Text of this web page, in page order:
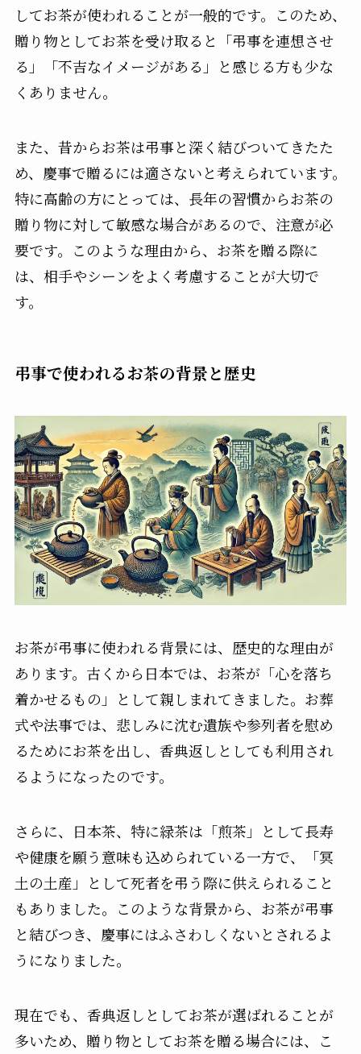
してお茶が使われることが一般的です。このため、
贈り物としてお茶を受け取ると「弔事を連想させ
る」「不吉なイメージがある」と感じる方も少な
くありません。
また、昔からお茶は弔事と深く結びついてきたた
め、慶事で贈るには適さないと考えられています。
特に高齢の方にとっては、長年の習慣からお茶の
贈り物に対して敏感な場合があるので、注意が必
要です。このような理由から、お茶を贈る際に
は、相手やシーンをよく考慮することが大切で
す。
弔事で使われるお茶の背景と歴史
お茶が弔事に使われる背景には、歴史的な理由が
あります。古くから日本では、お茶が「心を落ち
着かせるもの」として親しまれてきました。お葬
式や法事では、悲しみに沈む遺族や参列者を慰め
るためにお茶を出し、香典返しとしても利用され
るようになったのです。
さらに、日本茶、特に緑茶は「煎茶」として長寿
や健康を願う意味も込められている一方で、「冥
土の土産」として死者を弔う際に供えられること
もありました。このような背景から、お茶が弔事
と結びつき、慶事にはふさわしくないとされるよ
うになりました。
現在でも、香典返しとしてお茶が選ばれることが
多いため、贈り物としてお茶を贈る場合には、こ